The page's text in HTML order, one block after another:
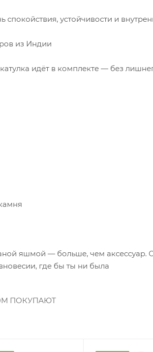
спокойствия, устойчивости и
из Индии
идёт в комплекте — без
яшмой — больше, чем аксессуар.
где бы ты ни была
ПОКУПАЮТ